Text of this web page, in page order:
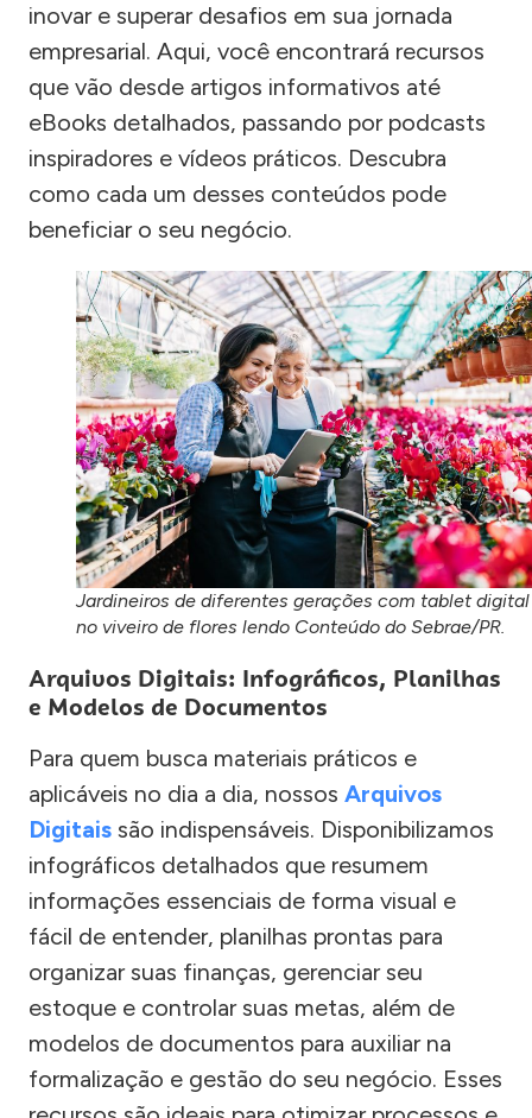
inovar e superar desafios em sua jornada
empresarial. Aqui, você encontrará recursos
que vão desde artigos informativos até
eBooks detalhados, passando por podcasts
inspiradores e vídeos práticos. Descubra
como cada um desses conteúdos pode
beneficiar o seu negócio.
Jardineiros de diferentes gerações com tablet digital
no viveiro de flores lendo Conteúdo do Sebrae/PR.
Arquivos Digitais: Infográficos, Planilhas
e Modelos de Documentos
Para quem busca materiais práticos e
aplicáveis no dia a dia, nossos Arquivos
Digitais são indispensáveis. Disponibilizamos
infográficos detalhados que resumem
informações essenciais de forma visual e
fácil de entender, planilhas prontas para
organizar suas finanças, gerenciar seu
estoque e controlar suas metas, além de
modelos de documentos para auxiliar na
formalização e gestão do seu negócio. Esses